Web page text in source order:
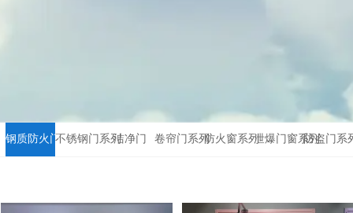
钢质防火门不锈钢门系列洁净门 卷帘门系列防火窗系列泄爆门窗系列防盗门系